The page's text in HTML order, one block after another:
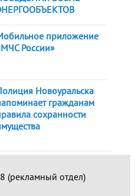
приложение
России»
Новоуральска
гражданам
сохранности
(рекламный отдел)